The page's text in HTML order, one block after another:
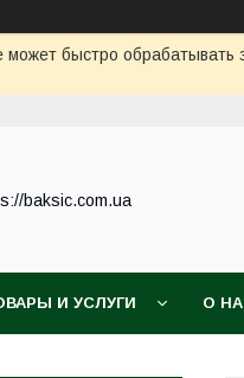
может быстро
baksic.com.ua
И УСЛУГИ О